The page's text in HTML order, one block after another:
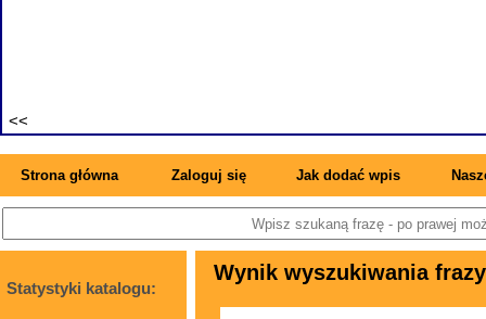
Strona główna Zaloguj się Jak dodać wpis
Statystyki katalogu:
Wynik wyszukiwania